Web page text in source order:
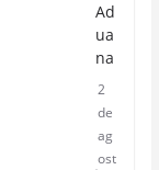
Ad
ua
na
2
de
ag
ost